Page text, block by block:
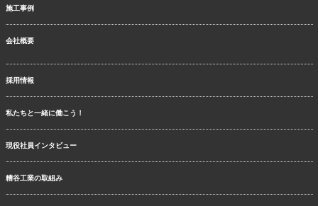
施工事例
会社概要
採用情報
私たちと一緒に働こう！
現役社員インタビュー
糟谷工業の取組み